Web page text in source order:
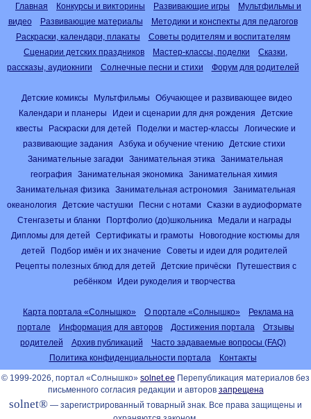
Главная Конкурсы и викторины Развивающие игры
Мультфильмы и
видео
Развивающие материалы
Методики и конспекты для педагогов
Раскраски, календари, плакаты
Советы родителям и воспитателям
Сценарии детских праздников
Мастер-классы, поделки
Сказки,
рассказы, аудиокниги
Солнечные песни и стихи Форум для родителей
Детские комиксы Мультфильмы
Обучающее и развивающее видео
Календари и планеры
Идеи и сценарии для дня рождения
Детские
квесты
Раскраски для детей Поделки и мастер-классы
Логические и
развивающие задания
Азбука и обучение чтению
Детские стихи
Занимательные загадки
Занимательная этика
Занимательная
география
Занимательная экономика
Занимательная химия
Занимательная физика
Занимательная астрономия
Занимательная
океанология
Детские частушки Песни с нотами
Сказки в аудиоформате
Стенгазеты и бланки
Портфолио (до)школьника
Медали и награды
Дипломы для детей
Сертификаты и грамоты
Новогодние костюмы для
детей
Подбор имён и их значение
Советы и идеи для родителей
Рецепты полезных блюд для детей
Детские причёски
Путешествия с
ребёнком
Идеи рукоделия и творчества
Карта портала «Солнышко» О портале «Солнышко»
Реклама на
портале
Информация для авторов Достижения портала
Отзывы
родителей
Архив публикаций
Часто задаваемые вопросы (FAQ)
Политика конфиденциальности портала
Контакты
© 1999-2026, портал «Солнышко» solnet.ee Перепубликация материалов без
письменного согласия редакции и авторов запрещена
solnet® — зарегистрированный товарный знак. Все права защищены и